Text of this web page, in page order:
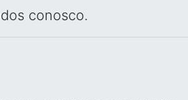
conosco.